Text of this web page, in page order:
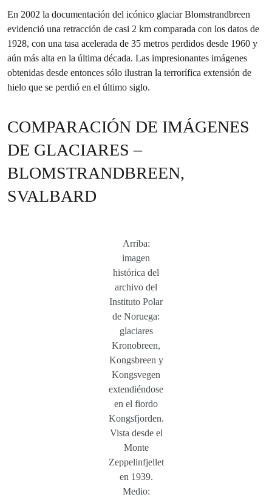
En 2002 la documentación del icónico glaciar Blomstrandbreen
evidenció una retracción de casi 2 km comparada con los datos de
1928, con una tasa acelerada de 35 metros perdidos desde 1960 y
aún más alta en la última década. Las impresionantes imágenes
obtenidas desde entonces sólo ilustran la terrorífica extensión de
hielo que se perdió en el último siglo.
COMPARACIÓN DE IMÁGENES
DE GLACIARES –
BLOMSTRANDBREEN,
SVALBARD
Arriba:
imagen
histórica del
archivo del
Instituto Polar
de Noruega:
glaciares
Kronobreen,
Kongsbreen y
Kongsvegen
extendiéndose
en el fiordo
Kongsfjorden.
Vista desde el
Monte
Zeppelinfjellet
en 1939.
Medio: